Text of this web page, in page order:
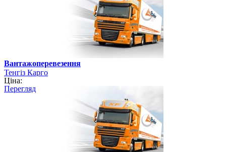
Вантажоперевезення
Тенгіз Карго
Ціна:
Перегляд